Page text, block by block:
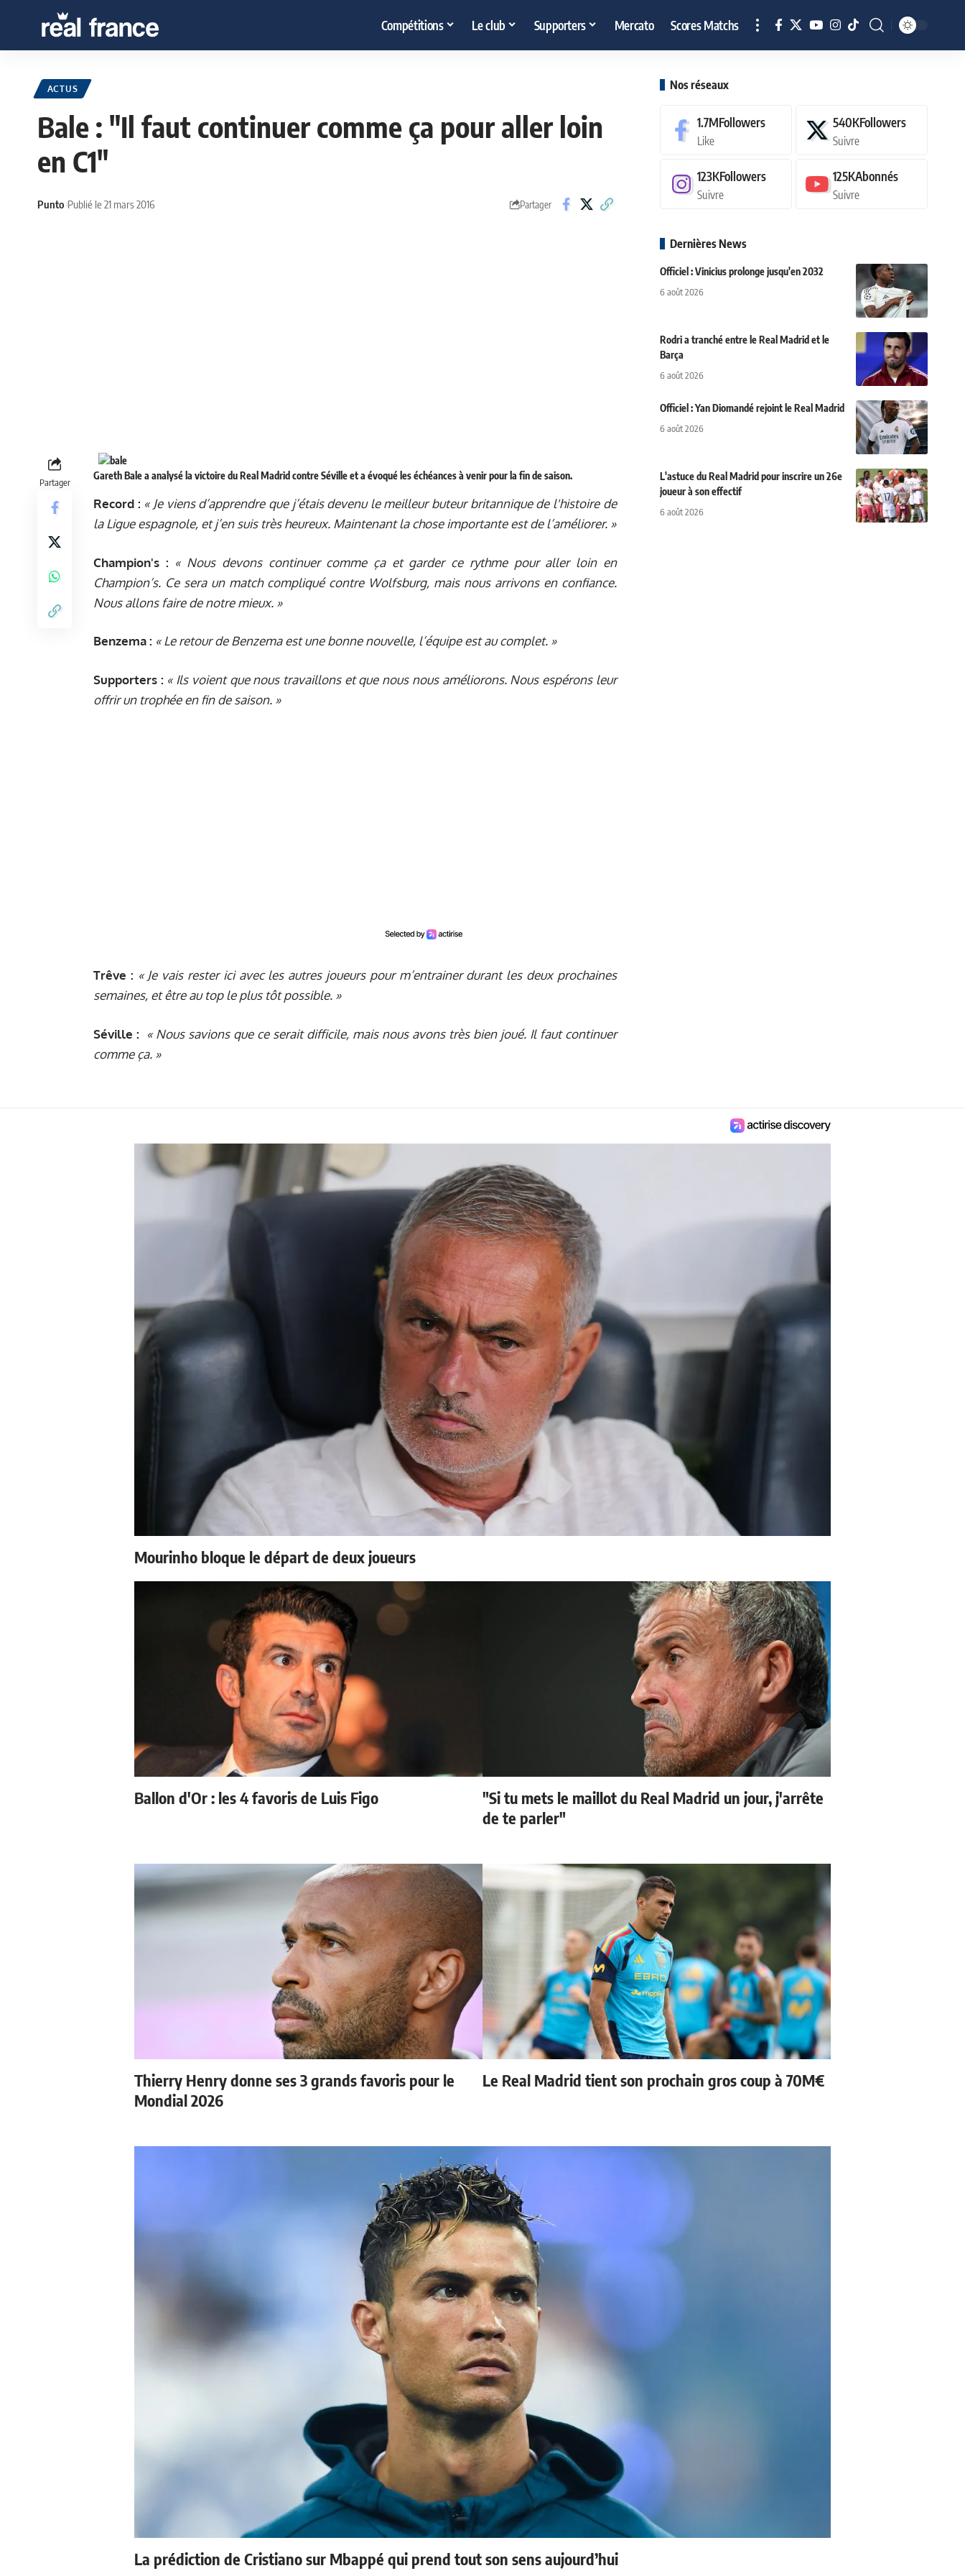
Compétitions Le club Supporters Mercato Scores Matchs
ACTUS
Bale : "Il faut continuer comme ça pour aller loin
en C1"
Punto Publié le 21 mars 2016 Partager
Partager
Gareth Bale a analysé la victoire du Real Madrid contre Séville et a évoqué les échéances à venir pour la fin de saison.
Record : « Je viens d’apprendre que j’étais devenu le meilleur buteur britannique de l'histoire de
la Ligue espagnole, et j’en suis très heureux. Maintenant la chose importante est de l’améliorer. »
Champion's : « Nous devons continuer comme ça et garder ce rythme pour aller loin en
Champion’s. Ce sera un match compliqué contre Wolfsburg, mais nous arrivons en confiance.
Nous allons faire de notre mieux. »
Benzema : « Le retour de Benzema est une bonne nouvelle, l’équipe est au complet. »
Supporters : « Ils voient que nous travaillons et que nous nous améliorons. Nous espérons leur
offrir un trophée en fin de saison. »
Trêve : « Je vais rester ici avec les autres joueurs pour m’entrainer durant les deux prochaines
semaines, et être au top le plus tôt possible. »
Séville :
« Nous savions que ce serait difficile, mais nous avons très bien joué. Il faut continuer
comme ça. »
Nos réseaux
1.7MFollowers
Like
540KFollowers
Suivre
123KFollowers
Suivre
125KAbonnés
Suivre
Dernières News
Officiel : Vinicius prolonge jusqu'en 2032
6 août 2026
Rodri a tranché entre le Real Madrid et le
Barça
6 août 2026
Officiel : Yan Diomandé rejoint le Real Madrid
6 août 2026
L'astuce du Real Madrid pour inscrire un 26e
joueur à son effectif
6 août 2026
Mourinho bloque le départ de deux joueurs
Ballon d'Or : les 4 favoris de Luis Figo
"Si tu mets le maillot du Real Madrid un jour, j'arrête
de te parler"
Thierry Henry donne ses 3 grands favoris pour le
Mondial 2026
Le Real Madrid tient son prochain gros coup à 70M€
La prédiction de Cristiano sur Mbappé qui prend tout son sens aujourd’hui